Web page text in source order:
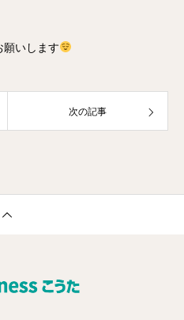
願いします
次の記事